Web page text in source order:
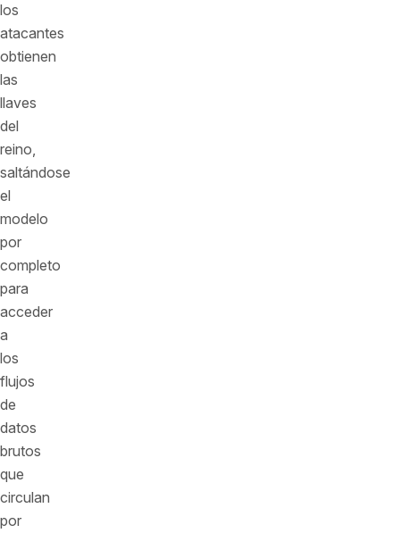
los
atacantes
obtienen
las
llaves
del
reino,
saltándose
el
modelo
por
completo
para
acceder
a
los
flujos
de
datos
brutos
que
circulan
por